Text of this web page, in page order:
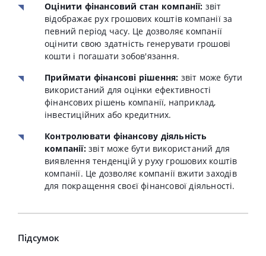
Оцінити фінансовий стан компанії: звіт
відображає рух грошових коштів компанії за
певний період часу. Це дозволяє компанії
оцінити свою здатність генерувати грошові
кошти і погашати зобов'язання.
Приймати фінансові рішення: звіт може бути
використаний для оцінки ефективності
фінансових рішень компанії, наприклад,
інвестиційних або кредитних.
Контролювати фінансову діяльність
компанії:звіт може бути використаний для
виявлення тенденцій у руху грошових коштів
компанії. Це дозволяє компанії вжити заходів
для покращення своєї фінансової діяльності.
Підсумок